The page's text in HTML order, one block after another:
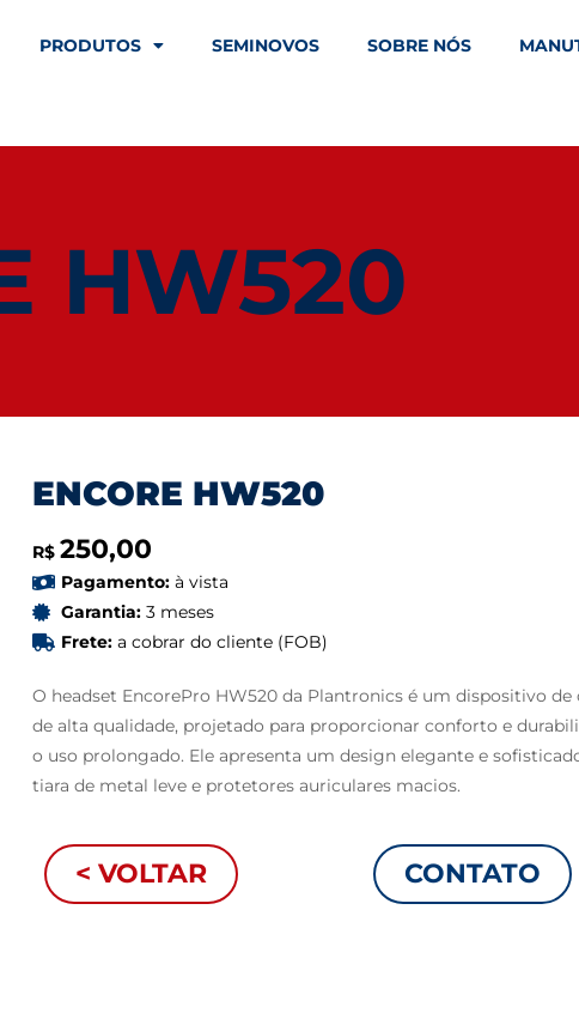
PRODUTOS SEMINOVOS SOBRE NÓS
HW520
ENCORE HW520
R$ 250,00
Pagamento:à vista
Garantia:3 meses
Frete:a cobrar do cliente (FOB)
O headset EncorePro HW520 da Plantronics é um dispositivo de
de alta qualidade, projetado para proporcionar conforto e
o uso prolongado. Ele apresenta um design elegante e
tiara de metal leve e protetores auriculares macios.
< VOLTAR CONTATO